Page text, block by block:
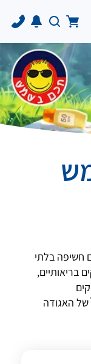
חשיפה בלתי
בריאותיים,
של האגודה